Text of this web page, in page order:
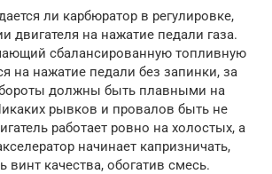
ли карбюратор в регулировке,
двигателя на нажатие педали газа.
сбалансированную топливную
на нажатие педали без запинки, за
должны быть плавными на
рывков и провалов быть не
работает ровно на холостых, а
начинает капризничать,
винт качества, обогатив смесь.